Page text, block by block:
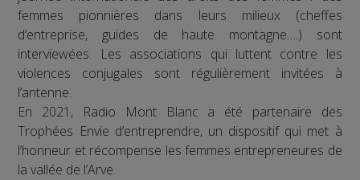
femmes pionnières dans leurs milieux (cheffes
d’entreprise, guides de haute montagne….) sont
interviewées. Les associations qui luttent contre les
violences conjugales sont régulièrement invitées à
l’antenne.
En 2021, Radio Mont Blanc a été partenaire des
Trophées Envie d’entreprendre, un dispositif qui met à
l’honneur et récompense les femmes entrepreneures de
la vallée de l’Arve.